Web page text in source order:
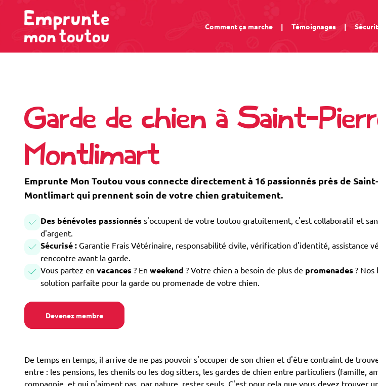
Comment ça marche | Témoignages |
Garde de chien à Saint-
Montlimart
Emprunte Mon Toutou vous connecte directement à 16 passionnés près de
Montlimart qui prennent soin de votre chien gratuitement.
Des bénévoles passionnés s'occupent de votre toutou gratuitement, c'est collaboratif et
d'argent.
Sécurisé : Garantie Frais Vétérinaire, responsabilité civile, vérification d'identité, assistance
rencontre avant la garde.
Vous partez en vacances ? En weekend ? Votre chien a besoin de plus de promenades ? Nos
solution parfaite pour la garde ou promenade de votre chien.
Devenez membre
De temps en temps, il arrive de ne pas pouvoir s'occuper de son chien et d'être contraint de
entre : les pensions, les chenils ou les dog sitters, les gardes de chien entre particuliers (famille,
compagnie, et qui n'aiment pas, par nature, rester seuls. C'est pour cela que vous devez trouver